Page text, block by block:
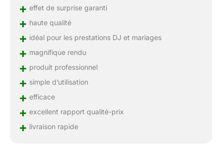
+ effet de surprise garanti
+ haute qualité
+ idéal pour les prestations DJ et mariages
+ magnifique rendu
+ produit professionnel
+ simple d’utilisation
+ efficace
+ excellent rapport qualité-prix
+ livraison rapide